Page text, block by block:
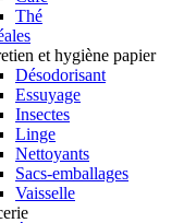
Thé
et hygiène papier
Désodorisant
Essuyage
Insectes
Linge
Nettoyants
Sacs-emballages
Vaisselle